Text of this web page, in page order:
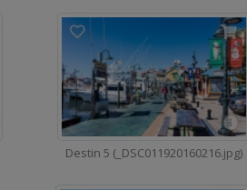
Destin 5 (_DSC011920160216.jpg)